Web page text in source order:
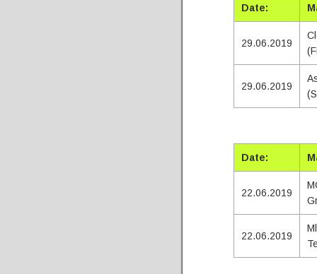
Date:
29.06.2019
29.06.2019
Date:
22.06.2019
22.06.2019